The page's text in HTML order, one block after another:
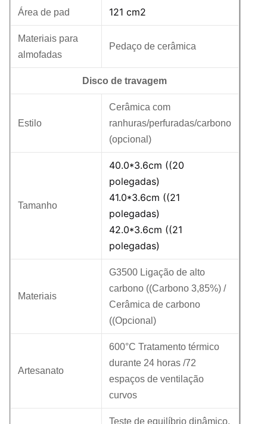
Área de pad 121 cm2
Materiais para
almofadas
Pedaço de cerâmica
Disco de travagem
Estilo
Cerâmica com
ranhuras/perfuradas/carbono
(opcional)
Tamanho
40.0*3.6cm ((20
polegadas)
41.0*3.6cm ((21
polegadas)
42.0*3.6cm ((21
polegadas)
Materiais
G3500 Ligação de alto
carbono ((Carbono 3,85%) /
Cerâmica de carbono
((Opcional)
Artesanato
600°C Tratamento térmico
durante 24 horas /72
espaços de ventilação
curvos
Teste de equilíbrio dinâmico,